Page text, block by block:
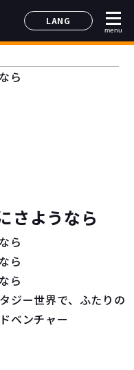
LANG
日本語
menu
さようなら
ジー世界で、ふたりの
ベンチャー